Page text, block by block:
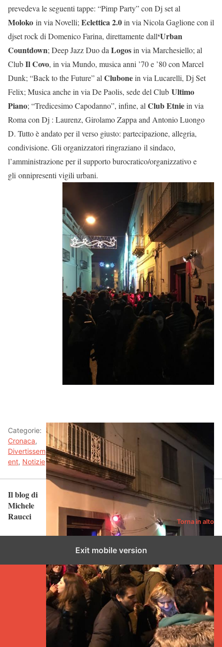
prevedeva le seguenti tappe: “Pimp Party” con Dj set al
Moloko in via Novelli; Eclettica 2.0in via Nicola Gaglione con il
djset rock di Domenico Farina, direttamente dall‘Urban
Countdown; Deep Jazz Duo da Logosin via Marchesiello; al
ClubIl Covo, in via Mundo, musica anni ’70 e ’80 con Marcel
Dunk; “Back to the Future” al Clubonein via Lucarelli, Dj Set
Felix; Musica anche in via De Paolis, sede del Club Ultimo
Piano; “Tredicesimo Capodanno”, infine, al Club Etniein via
Roma con Dj : Laurenz, Girolamo Zappa and Antonio Luongo
D. Tutto è andato per il verso giusto: partecipazione, allegria,
condivisione. Gli organizzatori ringraziano il sindaco,
l’amministrazione per il supporto burocratico/organizzativo e
gli onnipresenti vigili urbani.
Categorie:
Cronaca,
Divertissem
ent, Notizie
Il blog di
Michele
Raucci
Torna in alto
Exit mobile version